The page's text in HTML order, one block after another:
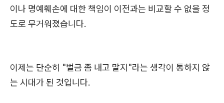
이나 명예훼손에 대한 책임이 이전과는 비교할 수 없을 정
도로 무거워졌습니다.
이제는 단순히 "벌금 좀 내고 말지"라는 생각이 통하지 않
는 시대가 된 것입니다.